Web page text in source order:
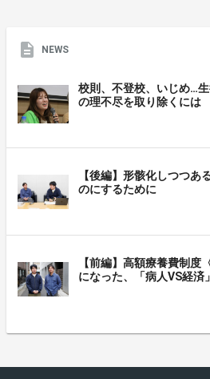
NEWS
校則、不登校、いじめ…
の理不尽を取り除くには
【後編】形骸化しつつあ
のにするために
【前編】高額療養費制度
になった、「病人VS経済